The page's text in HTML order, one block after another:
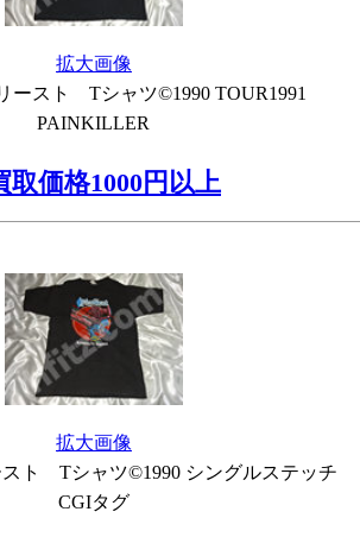
拡大画像
ースト Tシャツ©1990 TOUR1991
PAINKILLER
拡大画像
スト Tシャツ©1990 シングルステッチ
CGIタグ